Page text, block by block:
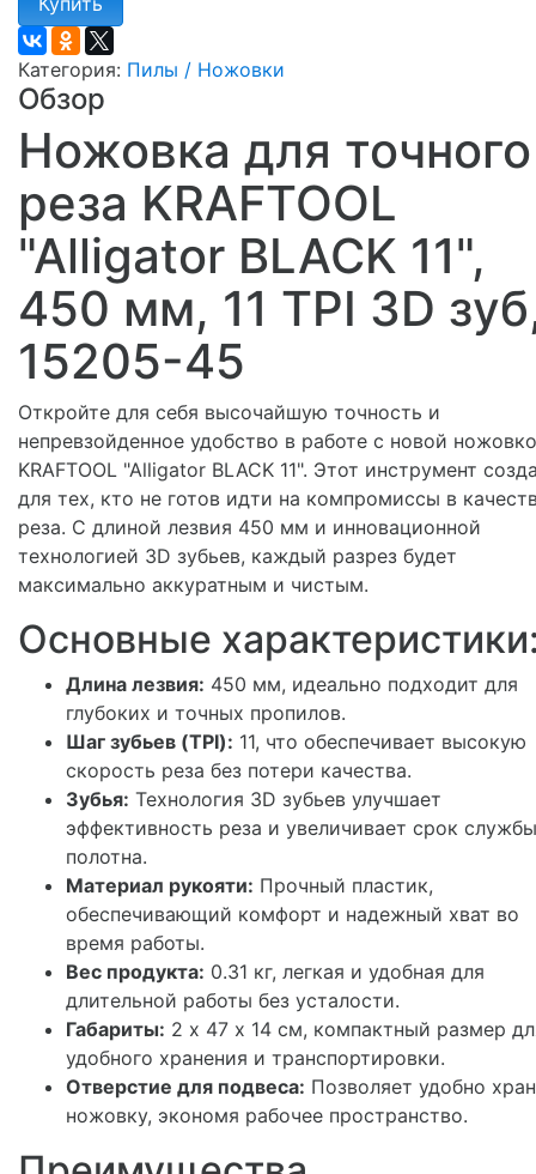
Категория: Пилы / Ножовки
Обзор
Ножовка для точного
реза KRAFTOOL
"Alligator BLACK 11",
450 мм, 11 TPI 3D
15205-45
Откройте для себя высочайшую точность и
непревзойденное удобство в работе с новой
KRAFTOOL "Alligator BLACK 11". Этот инструмент
для тех, кто не готов идти на компромиссы в
реза. С длиной лезвия 450 мм и инновационной
технологией 3D зубьев, каждый разрез будет
максимально аккуратным и чистым.
Основные
Длина лезвия: 450 мм, идеально подходит для
глубоких и точных пропилов.
Шаг зубьев (TPI): 11, что обеспечивает высокую
скорость реза без потери качества.
Зубья: Технология 3D зубьев улучшает
эффективность реза и увеличивает срок службы
полотна.
Материал рукояти: Прочный пластик,
обеспечивающий комфорт и надежный хват во
время работы.
Вес продукта: 0.31 кг, легкая и удобная для
длительной работы без усталости.
Габариты: 2 х 47 х 14 см, компактный размер
удобного хранения и транспортировки.
Отверстие для подвеса: Позволяет удобно
ножовку, экономя рабочее пространство.